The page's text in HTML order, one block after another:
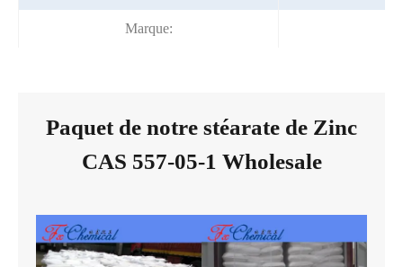
Marque:
Paquet de notre stéarate de Zinc
CAS 557-05-1 Wholesale